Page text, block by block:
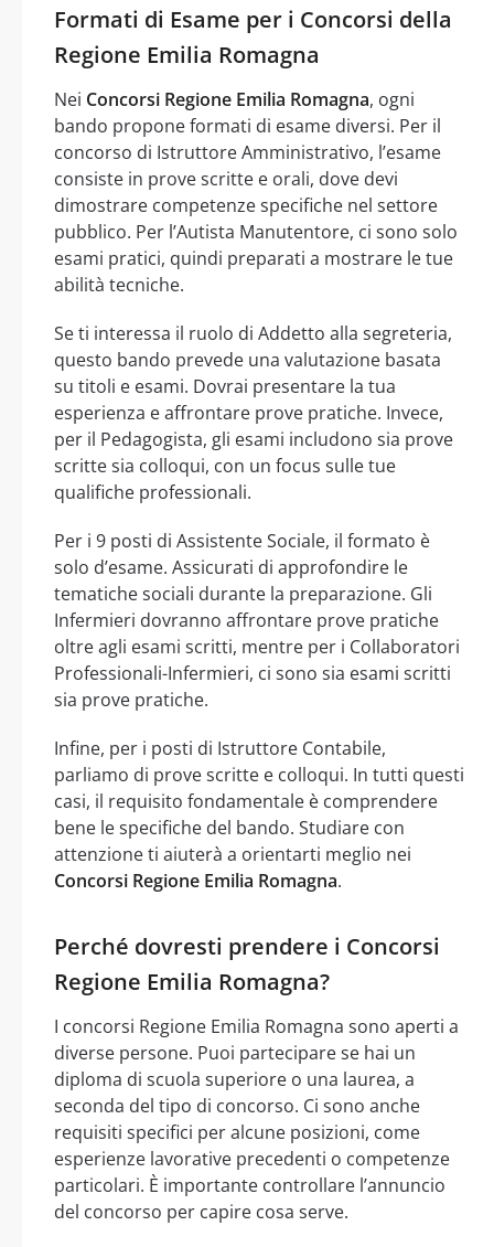
Formati di Esame per i Concorsi della
Regione Emilia Romagna
Nei Concorsi Regione Emilia Romagna, ogni
bando propone formati di esame diversi. Per il
concorso di Istruttore Amministrativo, l’esame
consiste in prove scritte e orali, dove devi
dimostrare competenze specifiche nel settore
pubblico. Per l’Autista Manutentore, ci sono solo
esami pratici, quindi preparati a mostrare le tue
abilità tecniche.
Se ti interessa il ruolo di Addetto alla segreteria,
questo bando prevede una valutazione basata
su titoli e esami. Dovrai presentare la tua
esperienza e affrontare prove pratiche. Invece,
per il Pedagogista, gli esami includono sia prove
scritte sia colloqui, con un focus sulle tue
qualifiche professionali.
Per i 9 posti di Assistente Sociale, il formato è
solo d’esame. Assicurati di approfondire le
tematiche sociali durante la preparazione. Gli
Infermieri dovranno affrontare prove pratiche
oltre agli esami scritti, mentre per i Collaboratori
Professionali-Infermieri, ci sono sia esami scritti
sia prove pratiche.
Infine, per i posti di Istruttore Contabile,
parliamo di prove scritte e colloqui. In tutti questi
casi, il requisito fondamentale è comprendere
bene le specifiche del bando. Studiare con
attenzione ti aiuterà a orientarti meglio nei
Concorsi Regione Emilia Romagna.
Perché dovresti prendere i Concorsi
Regione Emilia Romagna?
I concorsi Regione Emilia Romagna sono aperti a
diverse persone. Puoi partecipare se hai un
diploma di scuola superiore o una laurea, a
seconda del tipo di concorso. Ci sono anche
requisiti specifici per alcune posizioni, come
esperienze lavorative precedenti o competenze
particolari. È importante controllare l’annuncio
del concorso per capire cosa serve.